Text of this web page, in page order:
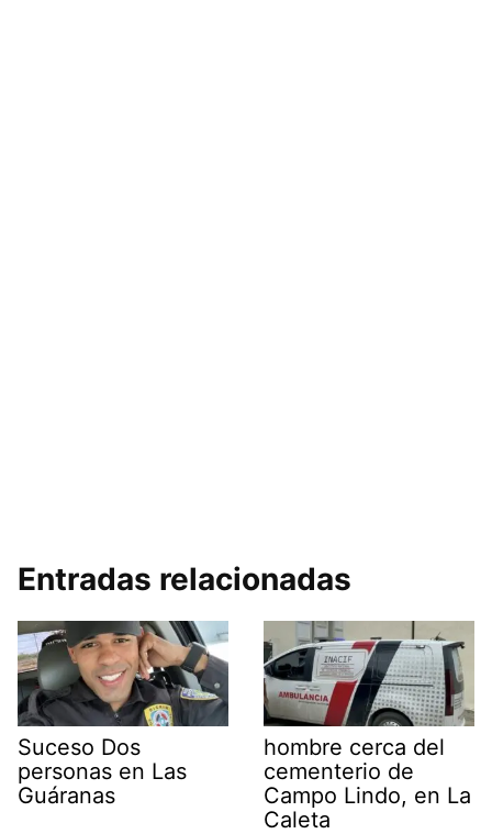
Entradas relacionadas
Suceso Dos
personas en Las
Guáranas
hombre cerca del
cementerio de
Campo Lindo, en La
Caleta